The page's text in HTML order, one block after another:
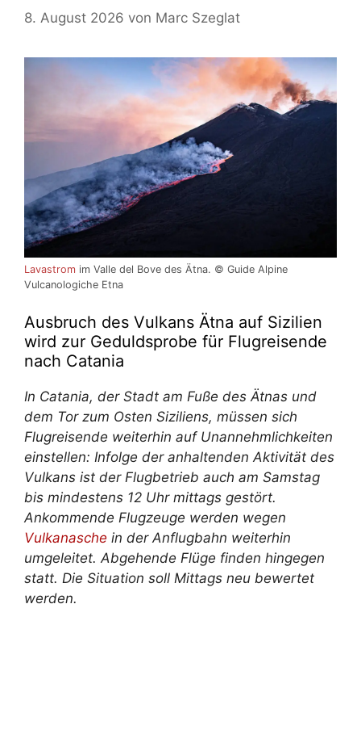
8. August 2026 von Marc Szeglat
Lavastrom im Valle del Bove des Ätna. © Guide Alpine
Vulcanologiche Etna
Ausbruch des Vulkans Ätna auf Sizilien
wird zur Geduldsprobe für Flugreisende
nach Catania
In Catania, der Stadt am Fuße des Ätnas und
dem Tor zum Osten Siziliens, müssen sich
Flugreisende weiterhin auf Unannehmlichkeiten
einstellen: Infolge der anhaltenden Aktivität des
Vulkans ist der Flugbetrieb auch am Samstag
bis mindestens 12 Uhr mittags gestört.
Ankommende Flugzeuge werden wegen
Vulkanasche in der Anflugbahn weiterhin
umgeleitet. Abgehende Flüge finden hingegen
statt. Die Situation soll Mittags neu bewertet
werden.